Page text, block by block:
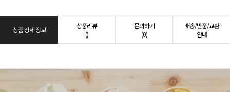
상품 상세 정보
상품리뷰
()
문의하기
(0)
배송/반품/교환
안내